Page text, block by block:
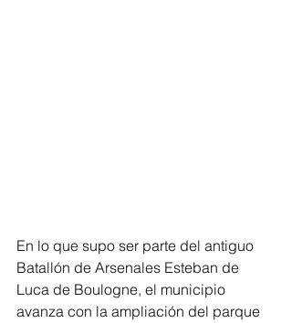
En lo que supo ser parte del antiguo
Batallón de Arsenales Esteban de
Luca de Boulogne, el municipio
avanza con la ampliación del parque